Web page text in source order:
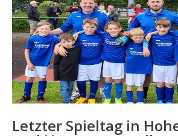
Letzter Spieltag in